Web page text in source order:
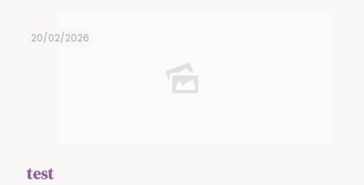
20/02/2026
test